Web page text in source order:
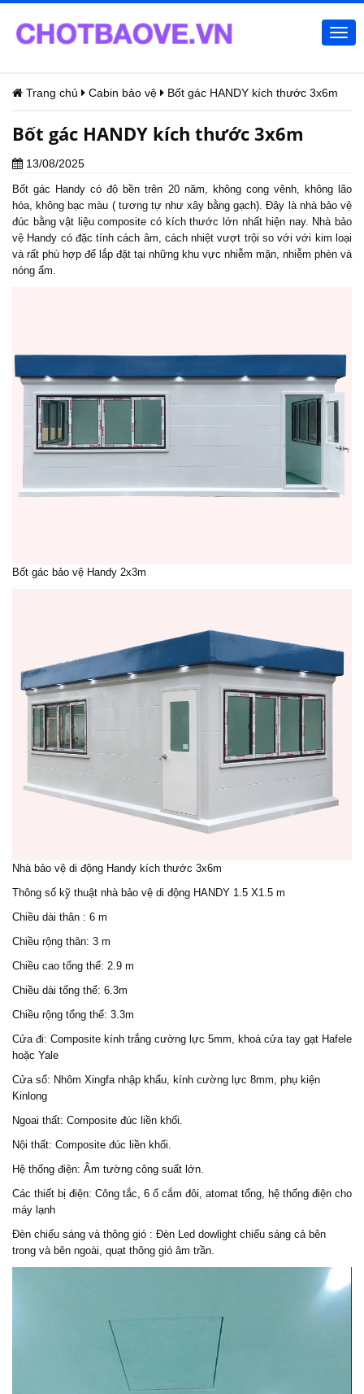
Trang chủ Cabin bảo vệ Bốt gác HANDY kích thước 3x6m
Bốt gác HANDY kích thước 3x6m
13/08/2025
Bốt gác Handy có độ bền trên 20 năm, không cong vênh, không lão
hóa, không bạc màu ( tương tự như xây bằng gạch). Đây là nhà bảo vệ
đúc bằng vật liệu composite có kích thước lớn nhất hiện nay. Nhà bảo
vệ Handy có đặc tính cách âm, cách nhiệt vượt trội so với với kim loại
và rất phù hợp để lắp đặt tại những khu vực nhiễm mặn, nhiễm phèn và
nóng ẩm.
Bốt gác bảo vệ Handy 2x3m
Nhà bảo vệ di động Handy kích thước 3x6m
Thông số kỹ thuật nhà bảo vệ di động HANDY 1.5 X1.5 m
Chiều dài thân : 6 m
Chiều rộng thân: 3 m
Chiều cao tổng thể: 2.9 m
Chiều dài tổng thể: 6.3m
Chiều rộng tổng thể: 3.3m
Cửa đi: Composite kính trắng cường lực 5mm, khoá cửa tay gạt Hafele
hoặc Yale
Cửa sổ: Nhôm Xingfa nhập khẩu, kính cường lực 8mm, phụ kiện
Kinlong
Ngoai thất: Composite đúc liền khối.
Nội thất: Composite đúc liền khối.
Hệ thống điện: Âm tường công suất lớn.
Các thiết bị điện: Công tắc, 6 ổ cắm đôi, atomat tổng, hệ thống điện cho
máy lạnh
Đèn chiếu sáng và thông gió : Đèn Led dowlight chiếu sáng cả bên
trong và bên ngoài, quạt thông gió âm trần.